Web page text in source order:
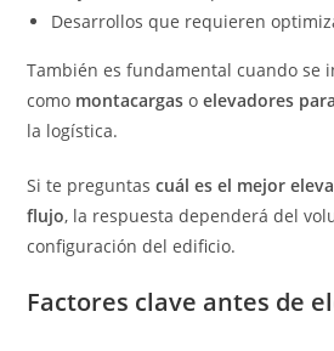
Desarrollos que requieren
También es fundamental cuando se
como montacargas oelevadores
la logística.
Si te preguntascuál es el mejor
flujo, la respuesta dependerá del
configuración del edificio.
Factores clave antes de